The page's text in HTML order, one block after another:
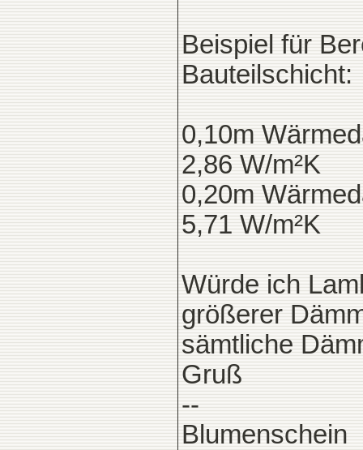
Beispiel für
Bauteilschicht:
0,10m
2,86 W/m²K
0,20m
5,71 W/m²K
Würde ich
größerer
sämtliche
Gruß
--
Blumenschein